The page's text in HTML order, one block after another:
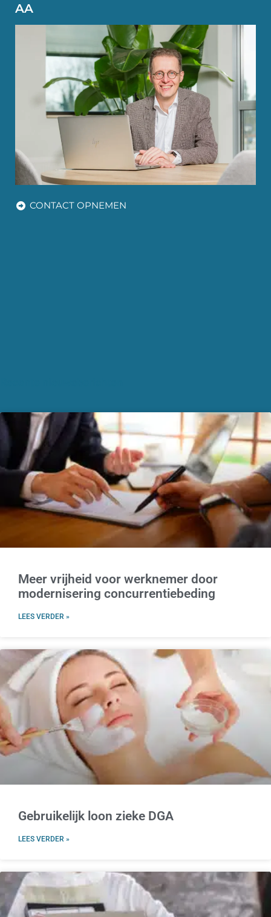
AA
CONTACT OPNEMEN
Meer vrijheid voor werknemer door
modernisering concurrentiebeding
LEES VERDER »
Gebruikelijk loon zieke DGA
LEES VERDER »